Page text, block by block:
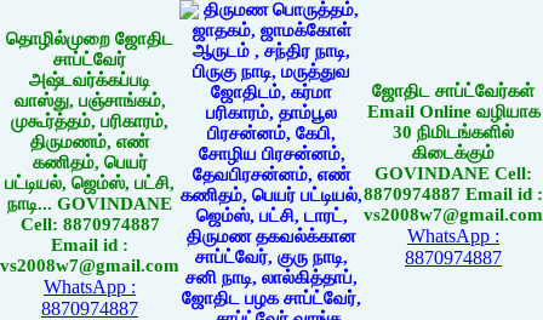
தொழில்முறை ஜோதிட
சாப்ட்வேர்
அஷ்டவர்க்கப்படி
வாஸ்து, பஞ்சாங்கம்,
முகூர்த்தம், பரிகாரம்,
திருமணம், எண்
கணிதம், பெயர்
பட்டியல், ஜெம்ஸ், பட்சி,
நாடி... GOVINDANE
Cell: 8870974887
Email id :
vs2008w7@gmail.com
WhatsApp :
8870974887
ஜோதிட சாப்ட்வேர்கள்
Email Online வழியாக
30 நிமிடங்களில்
கிடைக்கும்
GOVINDANE Cell:
8870974887 Email id :
vs2008w7@gmail.com
WhatsApp :
8870974887